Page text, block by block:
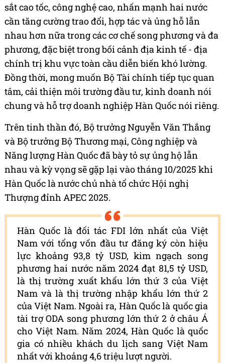
sắt cao tốc, công nghệ cao, nhấn mạnh hai nước
cần tăng cường trao đổi, hợp tác và ủng hỗ lẫn
nhau hơn nữa trong các cơ chế song phương và đa
phương, đặc biệt trong bối cảnh địa kinh tế - địa
chính trị khu vực toàn cầu diễn biến khó lường.
Đồng thời, mong muốn Bộ Tài chính tiếp tục quan
tâm, cải thiện môi trường đầu tư, kinh doanh nói
chung và hỗ trợ doanh nghiệp Hàn Quốc nói riêng.
Trên tinh thần đó, Bộ trưởng Nguyễn Văn Thắng
và Bộ trưởng Bộ Thương mại, Công nghiệp và
Năng lượng Hàn Quốc đã bày tỏ sự ủng hộ lẫn
nhau và kỳ vọng sẽ gặp lại vào tháng 10/2025 khi
Hàn Quốc là nước chủ nhà tổ chức Hội nghị
Thượng đỉnh APEC 2025.
Hàn Quốc là đối tác FDI lớn nhất của Việt
Nam với tổng vốn đầu tư đăng ký còn hiệu
lực khoảng 93,8 tỷ USD, kim ngạch song
phương hai nước năm 2024 đạt 81,5 tỷ USD,
là thị trường xuất khẩu lớn thứ 3 của Việt
Nam và là thị trường nhập khẩu lớn thứ 2
của Việt Nam. Ngoài ra, Hàn Quốc là quốc gia
tài trợ ODA song phương lớn thứ 2 ở châu Á
cho Việt Nam. Năm 2024, Hàn Quốc là quốc
gia có nhiều khách du lịch sang Việt Nam
nhất với khoảng 4,6 triệu lượt người.